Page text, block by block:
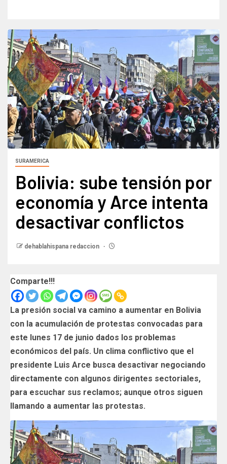
SURAMERICA
Bolivia: sube tensión por
economía y Arce intenta
desactivar conflictos
dehablahispana redaccion
Comparte!!!
La presión social va camino a aumentar en Bolivia
con la acumulación de protestas convocadas para
este lunes 17 de junio dados los problemas
económicos del país. Un clima conflictivo que el
presidente Luis Arce busca desactivar negociando
directamente con algunos dirigentes sectoriales,
para escuchar sus reclamos; aunque otros siguen
llamando a aumentar las protestas.